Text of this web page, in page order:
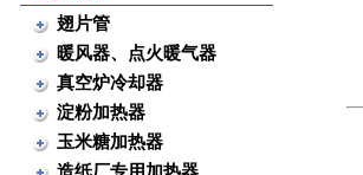
翅片管
暖风器、点火暖气器
真空炉冷却器
淀粉加热器
玉米糖加热器